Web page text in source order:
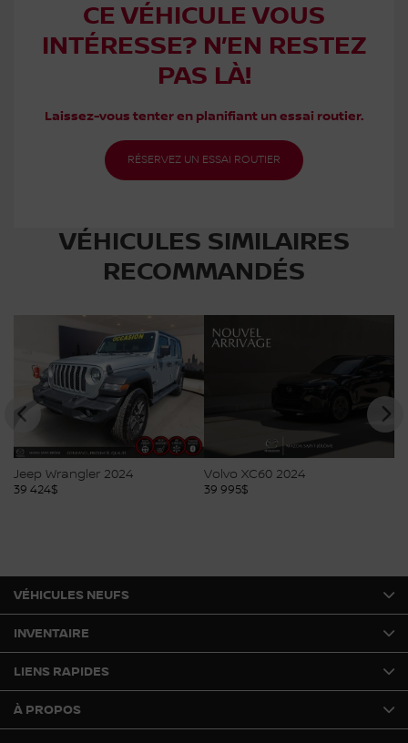
CE VÉHICULE VOUS
INTÉRESSE? N’EN RESTEZ
PAS LÀ!
Laissez-vous tenter en planifiant un essai routier.
RÉSERVEZ UN ESSAI ROUTIER
VÉHICULES SIMILAIRES
RECOMMANDÉS
Jeep Wrangler 2024
39 424$
Volvo XC60 2024
39 995$
VÉHICULES NEUFS
INVENTAIRE
LIENS RAPIDES
À PROPOS